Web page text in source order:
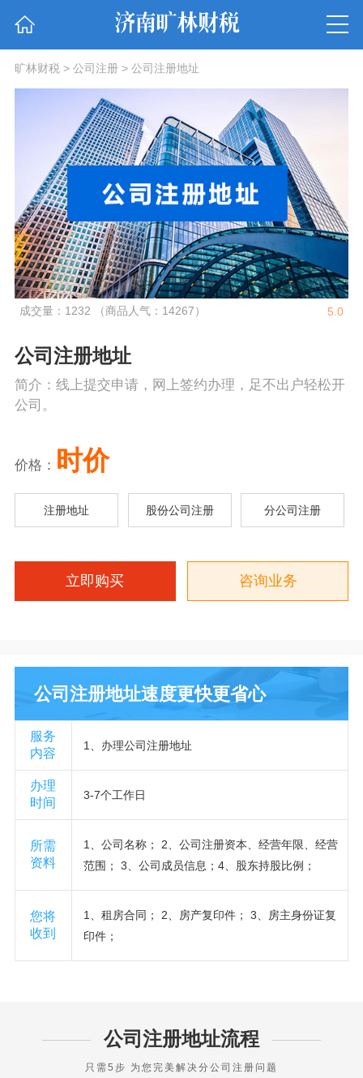
旷林财税 > 公司注册> 公司注册地址
成交量：1232 （商品人气：14267） 5.0
公司注册地址
简介：线上提交申请，网上签约办理，足不出户轻松开
公司。
价格： 时价
注册地址 股份公司注册 分公司注册
立即购买 咨询业务
公司注册地址速度更快更省心
服务
内容
1、办理公司注册地址
办理
时间
3-7个工作日
所需
资料
1、公司名称； 2、公司注册资本、经营年限、经营
范围； 3、公司成员信息；4、股东持股比例；
您将
收到
1、租房合同； 2、房产复印件； 3、房主身份证复
印件；
公司注册地址流程
只需5步 为您完美解决分公司注册问题